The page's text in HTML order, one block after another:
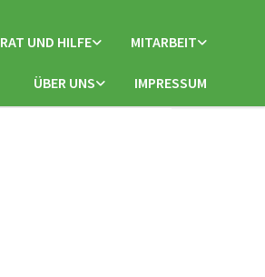
RAT UND HILFE MITARBEIT
ÜBER UNS IMPRESSUM